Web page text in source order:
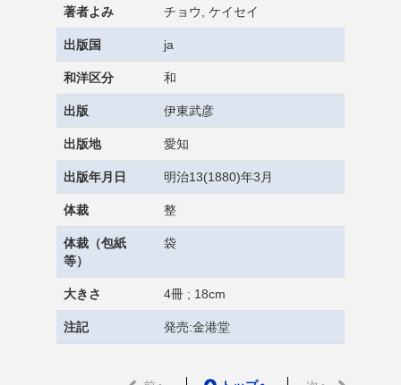
著者よみ チョウ, ケイセイ
出版国 ja
和洋区分 和
出版 伊東武彦
出版地 愛知
出版年月日 明治13(1880)年3月
体裁 整
体裁（包紙
等）
袋
大きさ 4冊 ; 18cm
注記 発売:金港堂